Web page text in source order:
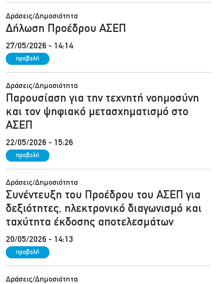
Δράσεις/Δημοσιότητα
Δήλωση Προέδρου ΑΣΕΠ
27/05/2026 - 14:14
προβολή
Δράσεις/Δημοσιότητα
Παρουσίαση για την τεχνητή νοημοσύνη
και τον ψηφιακό μετασχηματισμό στο
ΑΣΕΠ
22/05/2026 - 15:26
προβολή
Δράσεις/Δημοσιότητα
Συνέντευξη του Προέδρου του ΑΣΕΠ για
δεξιότητες, ηλεκτρονικό διαγωνισμό και
ταχύτητα έκδοσης αποτελεσμάτων
20/05/2026 - 14:13
προβολή
Δράσεις/Δημοσιότητα